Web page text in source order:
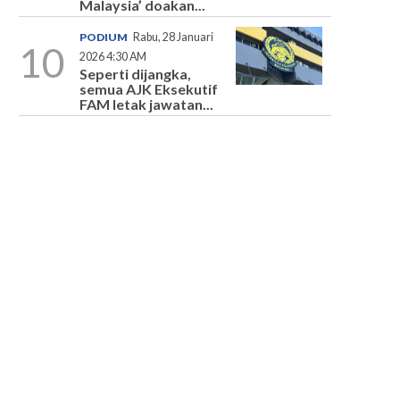
Malaysia’ doakan...
10
PODIUM Rabu, 28 Januari
2026 4:30 AM
Seperti dijangka,
semua AJK Eksekutif
FAM letak jawatan...